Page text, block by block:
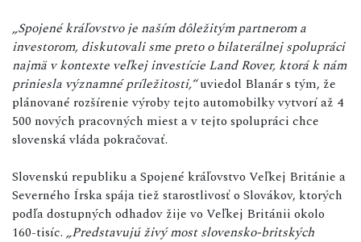
„Spojené kráľovstvo je naším dôležitým partnerom a
investorom, diskutovali sme preto o bilaterálnej spolupráci
najmä v kontexte veľkej investície Land Rover, ktorá k nám
priniesla významné príležitosti,“uviedol Blanár s tým, že
plánované rozšírenie výroby tejto automobilky vytvorí až 4
500 nových pracovných miest a v tejto spolupráci chce
slovenská vláda pokračovať.
Slovenskú republiku a Spojené kráľovstvo Veľkej Británie a
Severného Írska spája tiež starostlivosť o Slovákov, ktorých
podľa dostupných odhadov žije vo Veľkej Británii okolo
160-tisíc. „Predstavujú živý most slovensko-britských